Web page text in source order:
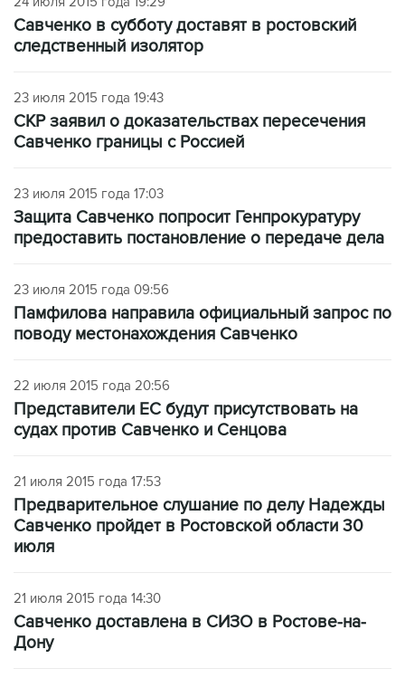
Савченко в субботу доставят в ростовский
следственный изолятор
23 июля 2015 года 19:43
СКР заявил о доказательствах пересечения
Савченко границы с Россией
23 июля 2015 года 17:03
Защита Савченко попросит Генпрокуратуру
предоставить постановление о передаче дела
23 июля 2015 года 09:56
Памфилова направила официальный запрос по
поводу местонахождения Савченко
22 июля 2015 года 20:56
Представители ЕС будут присутствовать на
судах против Савченко и Сенцова
21 июля 2015 года 17:53
Предварительное слушание по делу Надежды
Савченко пройдет в Ростовской области 30
июля
21 июля 2015 года 14:30
Савченко доставлена в СИЗО в Ростове-на-
Дону